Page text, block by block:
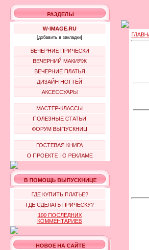
РАЗДЕЛЫ
W-IMAGE.RU
[добавить в закладки]
ВЕЧЕРНИЕ ПРИЧЕСКИ
ВЕЧЕРНИЙ МАКИЯЖ
ВЕЧЕРНИЕ ПЛАТЬЯ
ДИЗАЙН НОГТЕЙ
АКСЕССУАРЫ
МАСТЕР-КЛАССЫ
ПОЛЕЗНЫЕ СТАТЬИ
ФОРУМ ВЫПУСКНИЦ
ГОСТЕВАЯ КНИГА
О ПРОЕКТЕ| О РЕКЛАМЕ
В ПОМОЩЬ ВЫПУСКНИЦЕ
ГДЕ КУПИТЬ ПЛАТЬЕ?
ГДЕ СДЕЛАТЬ ПРИЧЕСКУ?
100 ПОСЛЕДНИХ
КОММЕНТАРИЕВ
НОВОЕ НА САЙТЕ